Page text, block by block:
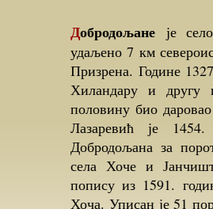
Добродољане је
удаљено 7 км
Призрена. Године
Хиландару и другу
половину био
Лазаревић је
Добродољана за
села Хоче и
попису из 1591.
Хоча. Уписан је 51